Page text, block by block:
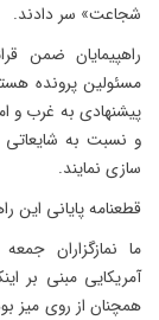
شجاعت» سر دادند.
راهپیمایان ضمن
مسئولین پرونده
پیشنهادی به غرب و
و نسبت به
سازی نمایند.
قطعنامه پایانی این
ما نمازگزاران
آمریکایی مبنی بر
همچنان از روی میز